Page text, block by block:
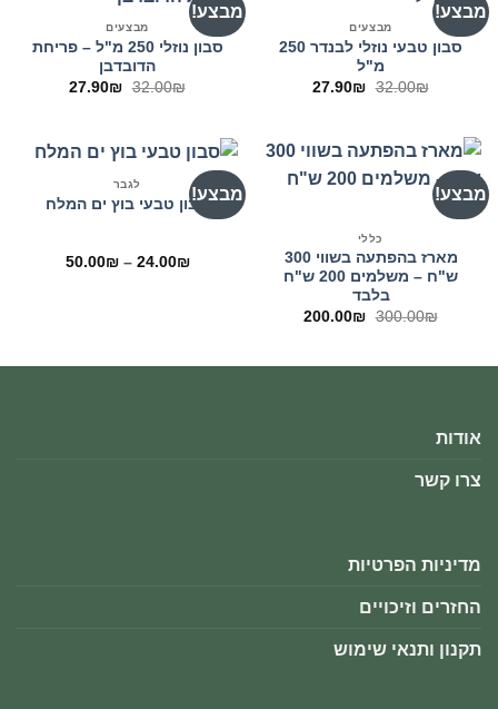
מבצע!
מבצעים
סבון טבעי נוזלי לבנדר 250
מ"ל
32.00₪
המחיר
27.90₪
המחיר
מבצע!
מבצעים
סבון נוזלי 250 מ"ל – פריחת
הדובדבן
32.00₪
המחיר
27.90₪
המחיר
מבצע!
כללי
מארז בהפתעה בשווי 300
ש"ח – משלמים 200 ש"ח
בלבד
300.00₪
המחיר
200.00₪
המחיר
מבצע!
לגבר
סבון טבעי בוץ ים המלח
24.00₪
–
50.00₪
טווח
אודות
צרו קשר
מדיניות הפרטיות
החזרים וזיכויים
תקנון ותנאי שימוש